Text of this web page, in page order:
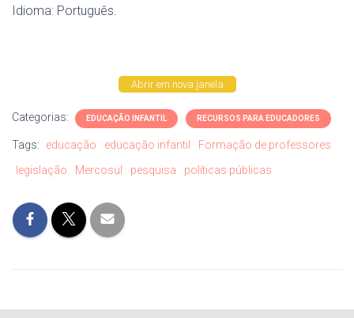
Idioma: Português.
Abrir em nova janela
Categorias: EDUCAÇÃO INFANTIL RECURSOS PARA EDUCADORES
Tags: educação educação infantil
Formação de professores
legislação
Mercosul pesquisa políticas públicas